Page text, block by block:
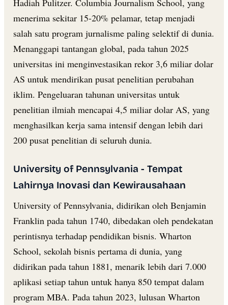
menerima sekitar 15-20% pelamar, tetap menjadi
salah satu program jurnalisme paling selektif di dunia.
Menanggapi tantangan global, pada tahun 2025
universitas ini menginvestasikan rekor 3,6 miliar dolar
AS untuk mendirikan pusat penelitian perubahan
iklim. Pengeluaran tahunan universitas untuk
penelitian ilmiah mencapai 4,5 miliar dolar AS, yang
menghasilkan kerja sama intensif dengan lebih dari
200 pusat penelitian di seluruh dunia.
University of Pennsylvania - Tempat
Lahirnya Inovasi dan Kewirausahaan
University of Pennsylvania, didirikan oleh Benjamin
Franklin pada tahun 1740, dibedakan oleh pendekatan
perintisnya terhadap pendidikan bisnis. Wharton
School, sekolah bisnis pertama di dunia, yang
didirikan pada tahun 1881, menarik lebih dari 7.000
aplikasi setiap tahun untuk hanya 850 tempat dalam
program MBA. Pada tahun 2023, lulusan Wharton